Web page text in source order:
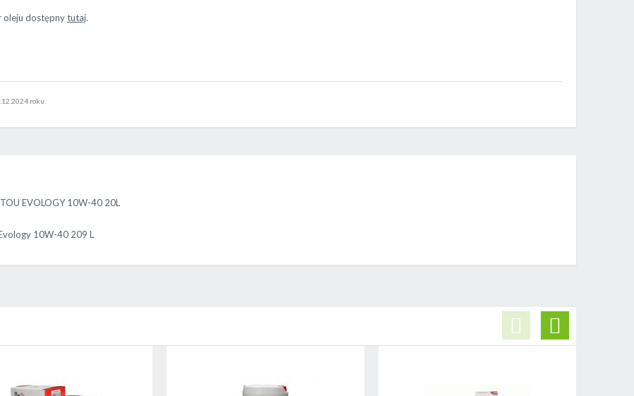
oleju dostępnytutaj.
roku.
EVOLOGY 10W-40 20L
10W-40 209 L